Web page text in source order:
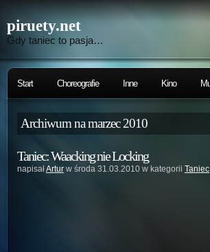
piruety.net
Gdy taniec to pasja…
Start Choreografie Inne Kino
Archiwum na marzec 2010
Taniec: Waacking nie Locking
napisałArtur w środa 31.03.2010 w kategorii Taniec